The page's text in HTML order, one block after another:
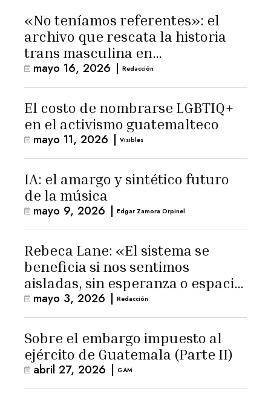
«No teníamos referentes»: el
archivo que rescata la historia
trans masculina en
Latinoamérica
mayo 16, 2026 | Redacción
El costo de nombrarse LGBTIQ+
en el activismo guatemalteco
mayo 11, 2026 | Visibles
IA: el amargo y sintético futuro
de la música
mayo 9, 2026 | Edgar Zamora Orpinel
Rebeca Lane: «El sistema se
beneficia si nos sentimos
aisladas, sin esperanza o espacio
para la ternura»
mayo 3, 2026 | Redacción
Sobre el embargo impuesto al
ejército de Guatemala (Parte II)
abril 27, 2026 | GAM